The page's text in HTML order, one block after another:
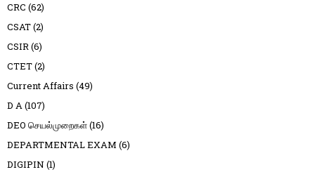
CRC (62)
CSAT(2)
CSIR(6)
CTET(2)
Current Affairs (49)
D A(107)
DEO செயல்முறைகள்(16)
DEPARTMENTAL EXAM (6)
DIGIPIN (1)